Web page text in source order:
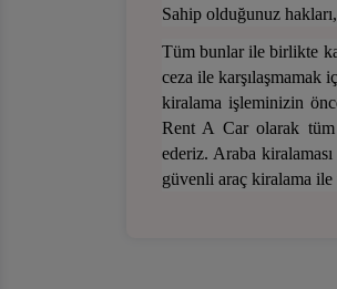
Sahip olduğunuz
Tüm bunlar ile birlikte
ceza ile karşılaşmamak
kiralama işleminizin
Rent A Car olarak tüm
ederiz. Araba
güvenli araç kiralama ile